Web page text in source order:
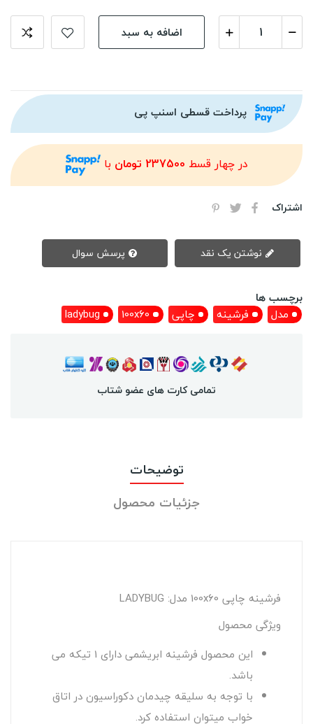
اضافه به سبد
پرداخت قسطی اسنپ پی
در چهار قسط 237500 تومان با
اشتراک
برچسب ها
مدل
فرشینه چاپی 100x60
ladybug
تمامی کارت های عضو شتاب
توضیحات
جزئیات محصول
فرشینه چاپی 100x60 مدل: LADYBUG
ویژگی محصول
این محصول فرشینه ابریشمی دارای 1 تیکه می
باشد.
با توجه به سلیقه چیدمان دکوراسیون در اتاق
خواب میتوان استفاده کرد.